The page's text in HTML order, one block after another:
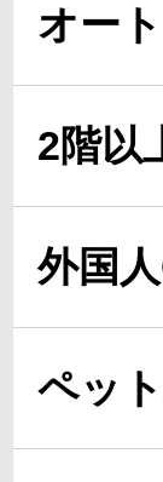
オー
2階以
外国
ペッ